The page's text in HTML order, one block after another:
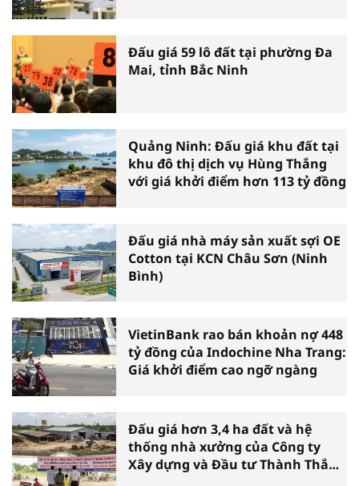
Đấu giá 59 lô đất tại phường Đa
Mai, tỉnh Bắc Ninh
Quảng Ninh: Đấu giá khu đất tại
khu đô thị dịch vụ Hùng Thắng
với giá khởi điểm hơn 113 tỷ đồng
Đấu giá nhà máy sản xuất sợi OE
Cotton tại KCN Châu Sơn (Ninh
Bình)
VietinBank rao bán khoản nợ 448
tỷ đồng của Indochine Nha Trang:
Giá khởi điểm cao ngỡ ngàng
Đấu giá hơn 3,4 ha đất và hệ
thống nhà xưởng của Công ty
Xây dựng và Đầu tư Thành Thắng